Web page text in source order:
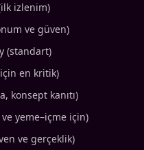
izlenim)
ve güven)
(standart)
en kritik)
konsept kanıtı)
yeme–içme için)
ve gerçeklik)